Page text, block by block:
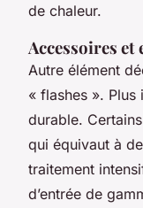
de chaleur.
Accessoires
Autre élément
« flashes ». Plus
durable.
qui équivaut à
traitement
d’entrée de